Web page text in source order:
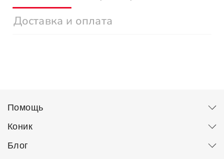
Доставка и оплата
Помощь
Коник
Блог